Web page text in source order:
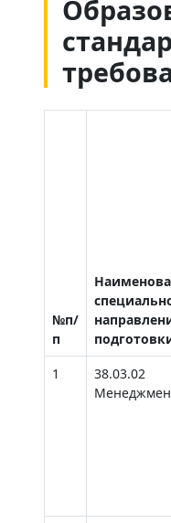
№п/
п
1
38.03.02